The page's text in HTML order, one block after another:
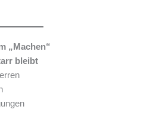
„Machen“
bleibt